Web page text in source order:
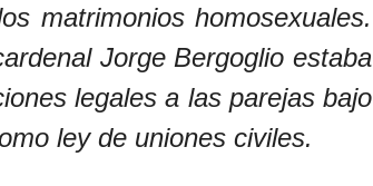
matrimonios homosexuales.
Jorge Bergoglio estaba
legales a las parejas bajo
ley de uniones civiles.